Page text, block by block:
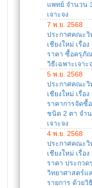
แพทย์ จำนวน
เจาะจง
7 พ.ย. 2568
ประกาศคณะวิ
เชียงใหม่ เรื่อ
ราคา ซื้อครุภั
วิธีเฉพาะเจาะ
5 พ.ย. 2568
ประกาศคณะวิ
เชียงใหม่ เรื่อ
ราคาการจัดซื้
ชนิด 2 ตา จำน
เจาะจง
4 พ.ย. 2568
ประกาศคณะวิ
เชียงใหม่ เรื่อ
ราคา ประกว
วิทยาศาสตร์แ
รายการ ด้วยวิ